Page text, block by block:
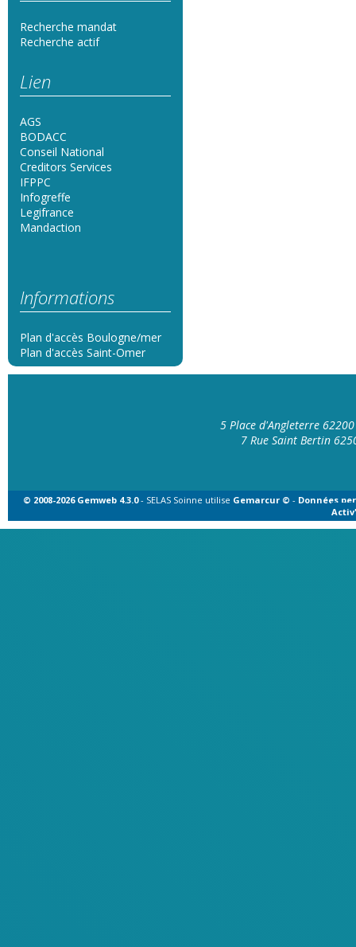
Recherche mandat
Recherche actif
Lien
AGS
BODACC
Conseil National
Creditors Services
IFPPC
Infogreffe
Legifrance
Mandaction
Informations
Plan d'accès Boulogne/mer
Plan d'accès Saint-Omer
5 Place d'Angleterre
7 Rue Saint Bertin
© 2008-2026 Gemweb 4.3.0- SELAS Soinne utilise Gemarcur © - Données